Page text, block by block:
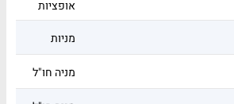
אופציות
מניות
מניה חו"ל